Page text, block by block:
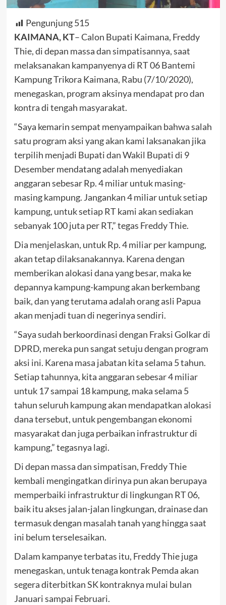
Pengunjung 515
KAIMANA, KT– Calon Bupati Kaimana, Freddy
Thie, di depan massa dan simpatisannya, saat
melaksanakan kampanyenya di RT 06 Bantemi
Kampung Trikora Kaimana, Rabu (7/10/2020),
menegaskan, program aksinya mendapat pro dan
kontra di tengah masyarakat.
“Saya kemarin sempat menyampaikan bahwa salah
satu program aksi yang akan kami laksanakan jika
terpilih menjadi Bupati dan Wakil Bupati di 9
Desember mendatang adalah menyediakan
anggaran sebesar Rp. 4 miliar untuk masing-
masing kampung. Jangankan 4 miliar untuk setiap
kampung, untuk setiap RT kami akan sediakan
sebanyak 100 juta per RT,” tegas Freddy Thie.
Dia menjelaskan, untuk Rp. 4 miliar per kampung,
akan tetap dilaksanakannya. Karena dengan
memberikan alokasi dana yang besar, maka ke
depannya kampung-kampung akan berkembang
baik, dan yang terutama adalah orang asli Papua
akan menjadi tuan di negerinya sendiri.
“Saya sudah berkoordinasi dengan Fraksi Golkar di
DPRD, mereka pun sangat setuju dengan program
aksi ini. Karena masa jabatan kita selama 5 tahun.
Setiap tahunnya, kita anggaran sebesar 4 miliar
untuk 17 sampai 18 kampung, maka selama 5
tahun seluruh kampung akan mendapatkan alokasi
dana tersebut, untuk pengembangan ekonomi
masyarakat dan juga perbaikan infrastruktur di
kampung,” tegasnya lagi.
Di depan massa dan simpatisan, Freddy Thie
kembali mengingatkan dirinya pun akan berupaya
memperbaiki infrastruktur di lingkungan RT 06,
baik itu akses jalan-jalan lingkungan, drainase dan
termasuk dengan masalah tanah yang hingga saat
ini belum terselesaikan.
Dalam kampanye terbatas itu, Freddy Thie juga
menegaskan, untuk tenaga kontrak Pemda akan
segera diterbitkan SK kontraknya mulai bulan
Januari sampai Februari.